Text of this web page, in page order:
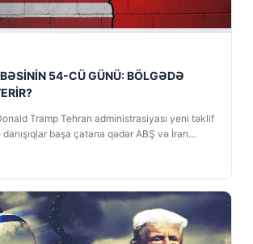
54-CÜ GÜNÜ: BÖLGƏDƏ
Tramp Tehran administrasiyası yeni təklif
başa çatana qədər ABŞ və İran